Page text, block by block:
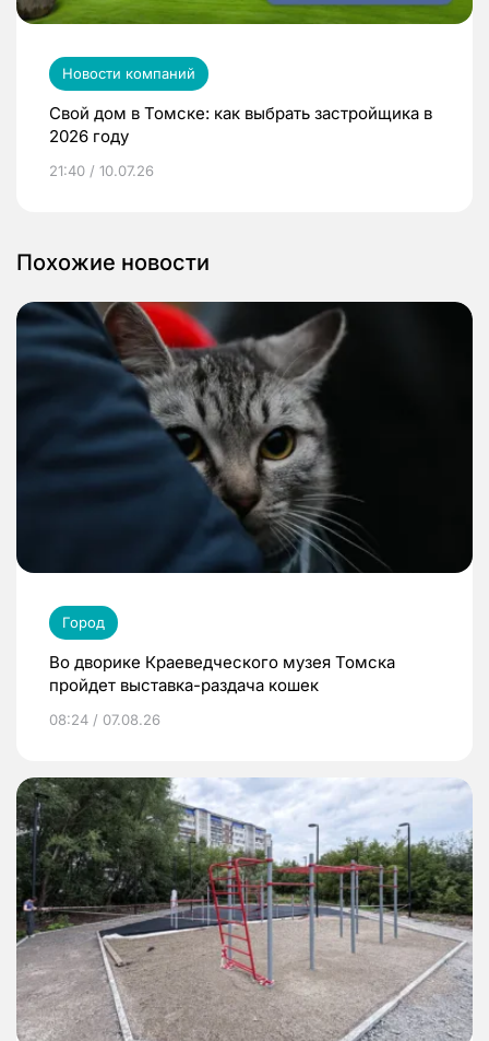
Новости компаний
Свой дом в Томске: как выбрать застройщика в
2026 году
21:40 / 10.07.26
Похожие новости
Город
Во дворике Краеведческого музея Томска
пройдет выставка-раздача кошек
08:24 / 07.08.26